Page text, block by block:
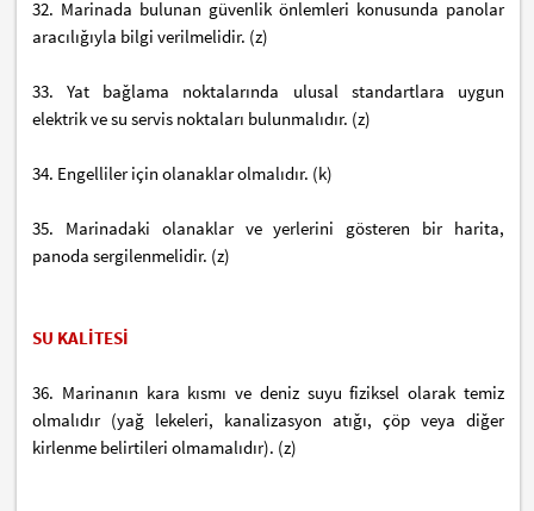
32. Marinada bulunan güvenlik önlemleri konusunda panolar
aracılığıyla bilgi verilmelidir. (z)
33. Yat bağlama noktalarında ulusal standartlara uygun
elektrik ve su servis noktaları bulunmalıdır. (z)
34. Engelliler için olanaklar olmalıdır. (k)
35. Marinadaki olanaklar ve yerlerini gösteren bir harita,
panoda sergilenmelidir. (z)
SU KALİTESİ
36. Marinanın kara kısmı ve deniz suyu fiziksel olarak temiz
olmalıdır (yağ lekeleri, kanalizasyon atığı, çöp veya diğer
kirlenme belirtileri olmamalıdır). (z)